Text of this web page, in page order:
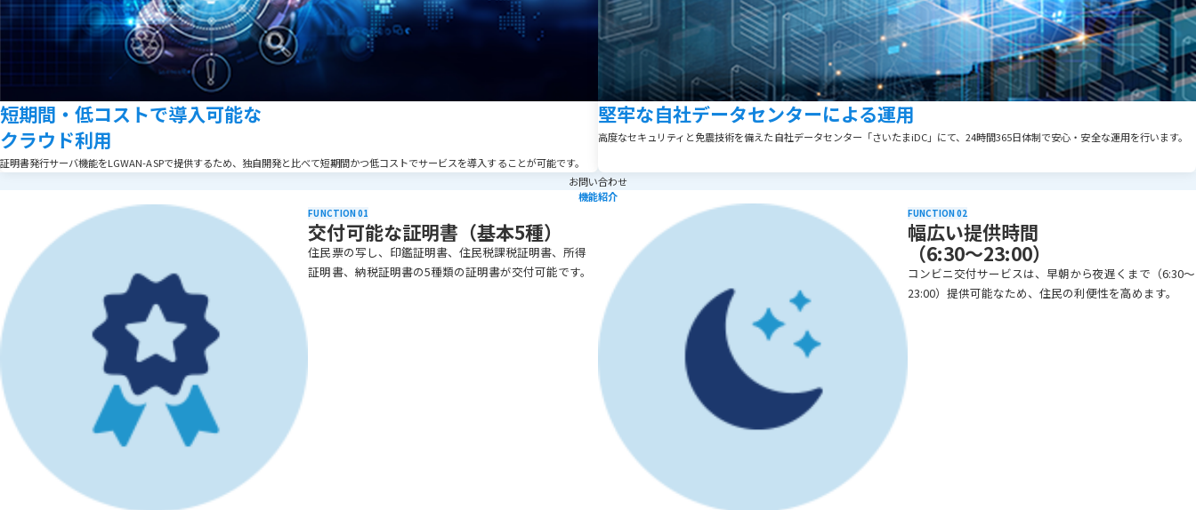
短期間・低コストで導入可能な
クラウド利用
証明書発行サーバ機能をLGWAN-ASPで提供するため、独自開発と比べて短期間かつ低コストでサービスを導入することが可能です。
堅牢な自社データセンターによる運用
高度なセキュリティと免震技術を備えた自社データセンター「さいたまiDC」にて、24時間365日体制で安心・安全な運用を行います。
お問い合わせ
機能紹介
FUNCTION 01
交付可能な証明書（基本5種）
住民票の写し、印鑑証明書、住民税課税証明書、所得
証明書、納税証明書の5種類の証明書が交付可能です。
FUNCTION 02
幅広い提供時間
（6:30～23:00）
コンビニ交付サービスは、早朝から夜遅くまで（6:30～
23:00）提供可能なため、住民の利便性を高めます。